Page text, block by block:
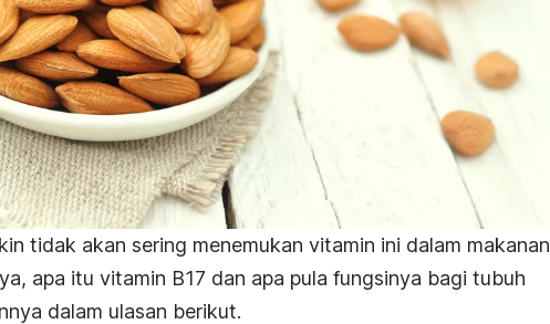
tidak akan sering menemukan vitamin ini dalam makanan
apa itu vitamin B17 dan apa pula fungsinya bagi tubuh
dalam ulasan berikut.